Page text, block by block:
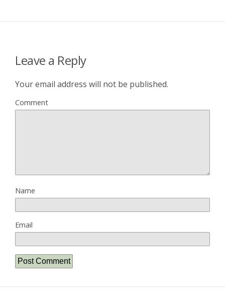
Leave a Reply
Your email address will not be published.
Comment
Name
Email